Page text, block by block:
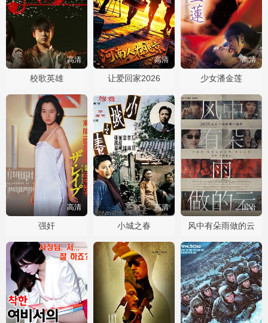
高清
校歌英雄
高清
让爱回家2026
高清
少女潘金莲
高清
强奸
高清
小城之春
国语
风中有朵雨做的云